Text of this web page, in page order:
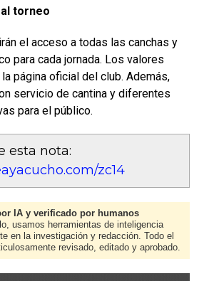
torneo
el acceso a todas las canchas y
para cada jornada. Los valores
página oficial del club. Además,
servicio de cantina y diferentes
para el público.
esta nota:
zc14
IA y verificado por humanos
usamos herramientas de inteligencia
en la investigación y redacción. Todo el
revisado, editado y aprobado.